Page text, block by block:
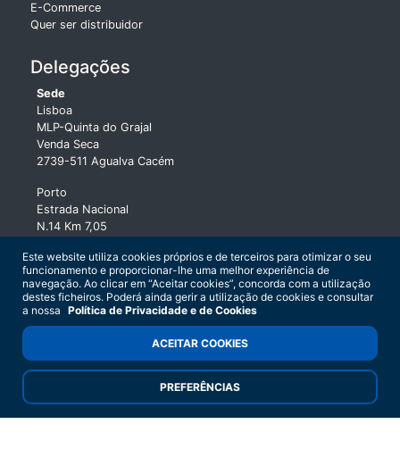
Este website utiliza cookies próprios e de terceiros para otimizar o seu
funcionamento e proporcionar-lhe uma melhor experiência de
navegação. Ao clicar em “Aceitar cookies”, concorda com a utilização
destes ficheiros. Poderá ainda gerir a utilização de cookies e consultar
a nossa Política de Privacidade e de Cookies
PREFERÊNCIAS
ACEITAR COOKIES
E-Commerce
Quer ser distribuidor
Delegações
Sede
Lisboa
MLP-Quinta do Grajal
Venda Seca
2739-511 Agualva Cacém
Porto
Estrada Nacional
N.14 Km 7,05
4474-002 Maia
Coimbra
Parque Industrial de Taveiro - Lt.7
3045-504 Taveiro
Parque Comercial do Algarve
8200-425 Guia - Albufeira